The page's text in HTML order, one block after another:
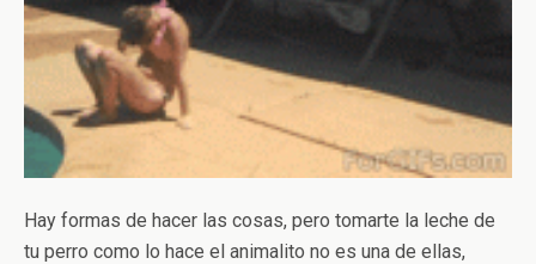
Hay formas de hacer las cosas, pero tomarte la leche de
tu perro como lo hace el animalito no es una de ellas,